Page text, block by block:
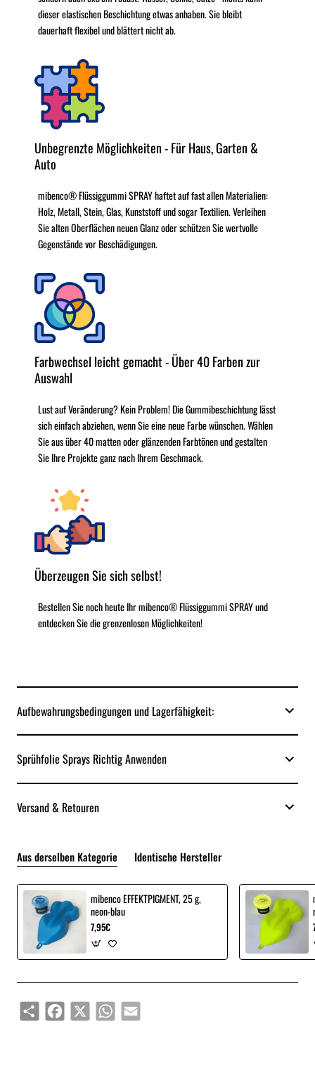
dieser elastischen Beschichtung etwas anhaben. Sie bleibt
dauerhaft flexibel und blättert nicht ab.
Unbegrenzte Möglichkeiten - Für Haus, Garten &
Auto
mibenco® Flüssiggummi SPRAY haftet auf fast allen Materialien:
Holz, Metall, Stein, Glas, Kunststoff und sogar Textilien. Verleihen
Sie alten Oberflächen neuen Glanz oder schützen Sie wertvolle
Gegenstände vor Beschädigungen.
Farbwechsel leicht gemacht - Über 40 Farben zur
Auswahl
Lust auf Veränderung? Kein Problem! Die Gummibeschichtung lässt
sich einfach abziehen, wenn Sie eine neue Farbe wünschen. Wählen
Sie aus über 40 matten oder glänzenden Farbtönen und gestalten
Sie Ihre Projekte ganz nach Ihrem Geschmack.
Überzeugen Sie sich selbst!
Bestellen Sie noch heute Ihr mibenco® Flüssiggummi SPRAY und
entdecken Sie die grenzenlosen Möglichkeiten!
Aufbewahrungsbedingungen und Lagerfähigkeit:
Sprühfolie Sprays Richtig Anwenden
Versand & Retouren
Aus derselben Kategorie Identische Hersteller
mibenco EFFEKTPIGMENT, 25 g,
neon-blau
7,95€
ShareFacebook
X WhatsAppEmail